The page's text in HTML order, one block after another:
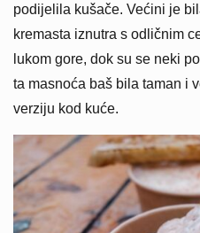
podijelila kušače. Većini je
kremasta iznutra s odličnim
lukom gore, dok su se neki
ta masnoća baš bila taman i
verziju kod kuće.